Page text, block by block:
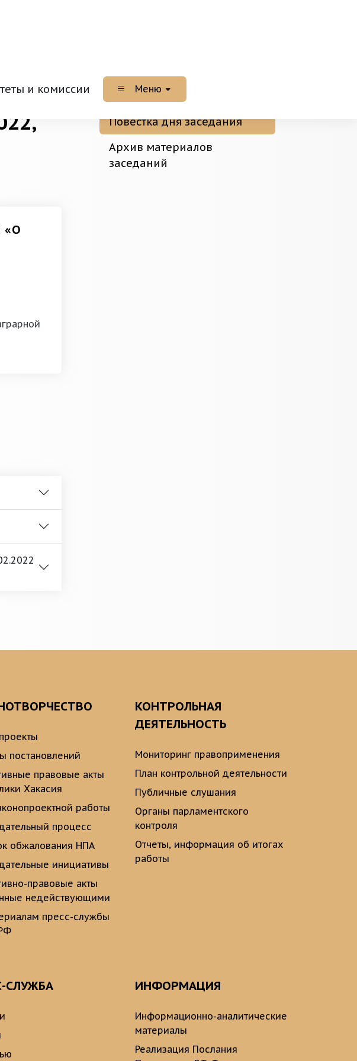
и комиссии Меню
Повестка дня заседания
Архив материалов
заседаний
«О
постановлений
правовые акты
Хакасия
работы
процесс
обжалования НПА
инициативы
правовые акты
недействующими
пресс-службы
КОНТРОЛЬНАЯ
ДЕЯТЕЛЬНОСТЬ
Мониторинг правоприменения
План контрольной деятельности
Публичные слушания
Органы парламентского
контроля
Отчеты, информация об итогах
работы
СЛУЖБА ИНФОРМАЦИЯ
Информационно-аналитические
материалы
Реализация Послания